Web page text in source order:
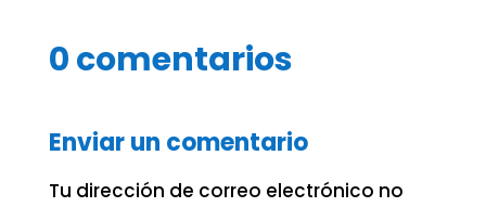
0 comentarios
Enviar un comentario
Tu dirección de correo electrónico no